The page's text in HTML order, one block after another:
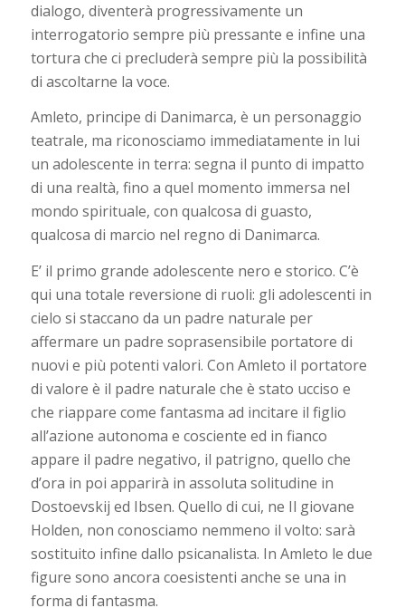
dialogo, diventerà progressivamente un
interrogatorio sempre più pressante e infine una
tortura che ci precluderà sempre più la possibilità
di ascoltarne la voce.
Amleto, principe di Danimarca, è un personaggio
teatrale, ma riconosciamo immediatamente in lui
un adolescente in terra: segna il punto di impatto
di una realtà, fino a quel momento immersa nel
mondo spirituale, con qualcosa di guasto,
qualcosa di marcio nel regno di Danimarca.
E’ il primo grande adolescente nero e storico. C’è
qui una totale reversione di ruoli: gli adolescenti in
cielo si staccano da un padre naturale per
affermare un padre soprasensibile portatore di
nuovi e più potenti valori. Con Amleto il portatore
di valore è il padre naturale che è stato ucciso e
che riappare come fantasma ad incitare il figlio
all’azione autonoma e cosciente ed in fianco
appare il padre negativo, il patrigno, quello che
d’ora in poi apparirà in assoluta solitudine in
Dostoevskij ed Ibsen. Quello di cui, ne Il giovane
Holden, non conosciamo nemmeno il volto: sarà
sostituito infine dallo psicanalista. In Amleto le due
figure sono ancora coesistenti anche se una in
forma di fantasma.